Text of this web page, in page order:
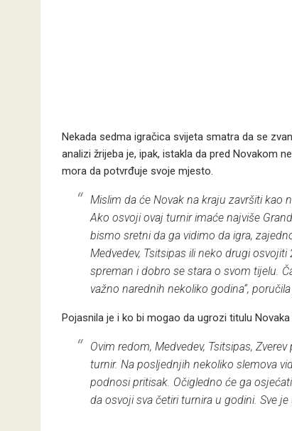
Nekada sedma igračica svijeta smatra da se
analizi žrijeba je, ipak, istakla da pred Novakom
mora da potvrđuje svoje mjesto.
Mislim da će Novak na kraju završiti kao
Ako osvoji ovaj turnir imaće najviše
bismo sretni da ga vidimo da igra,
Medvedev, Tsitsipas ili neko drugi
spreman i dobro se stara o svom tijelu.
važno narednih nekoliko godina“,
Pojasnila je i ko bi mogao da ugrozi titulu Novaka
Ovim redom, Medvedev, Tsitsipas,
turnir. Na posljednjih nekoliko slemova
podnosi pritisak. Očigledno će ga
da osvoji sva četiri turnira u godini. Sve